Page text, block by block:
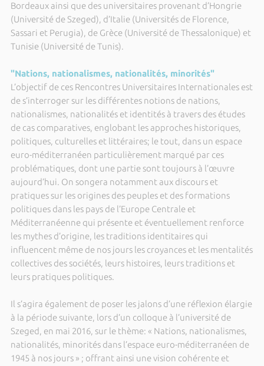
Bordeaux ainsi que des universitaires provenant d’Hongrie
(Université de Szeged), d’Italie (Universités de Florence,
Sassari et Perugia), de Grèce (Université de Thessalonique) et
Tunisie (Université de Tunis).
"Nations, nationalismes, nationalités, minorités"
L’objectif de ces Rencontres Universitaires Internationales est
de s’interroger sur les différentes notions de nations,
nationalismes, nationalités et identités à travers des études
de cas comparatives, englobant les approches historiques,
politiques, culturelles et littéraires; le tout, dans un espace
euro-méditerranéen particulièrement marqué par ces
problématiques, dont une partie sont toujours à l’œuvre
aujourd’hui. On songera notamment aux discours et
pratiques sur les origines des peuples et des formations
politiques dans les pays de l’Europe Centrale et
Méditerranéenne qui présente et éventuellement renforce
les mythes d’origine, les traditions identitaires qui
influencent même de nos jours les croyances et les mentalités
collectives des sociétés, leurs histoires, leurs traditions et
leurs pratiques politiques.
Il s’agira également de poser les jalons d’une réflexion élargie
à la période suivante, lors d’un colloque à l’université de
Szeged, en mai 2016, sur le thème: « Nations, nationalismes,
nationalités, minorités dans l’espace euro-méditerranéen de
1945 à nos jours » ; offrant ainsi une vision cohérente et